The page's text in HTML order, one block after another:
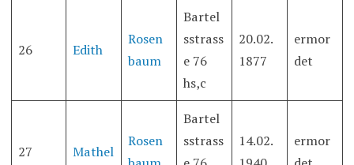
26 Edith
Rosen
baum
Bartel
sstrass
e 76
hs,c
20.02.
1877
ermor
det
27 Mathel
Rosen
Bartel
sstrass
14.02.
ermor